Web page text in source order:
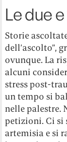
Le due
Storie
dell’ascolto”,
ovunque. La
alcuni
stress post-
un tempo si
nelle palestre.
petizioni. Ci si
artemisia e si